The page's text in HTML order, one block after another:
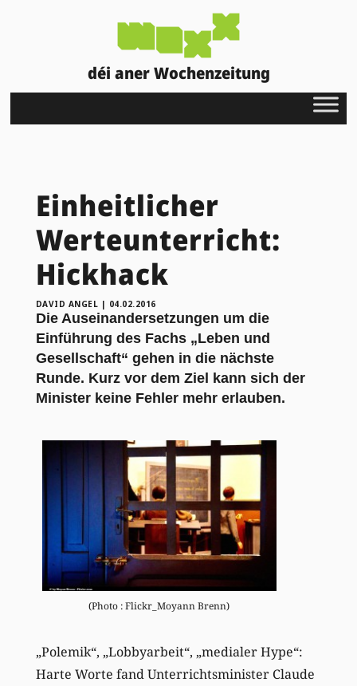
déi aner Wochenzeitung
Einheitlicher
Werteunterricht:
Hickhack
DAVID ANGEL | 04.02.2016
Die Auseinandersetzungen um die
Einführung des Fachs „Leben und
Gesellschaft“ gehen in die nächste
Runde. Kurz vor dem Ziel kann sich der
Minister keine Fehler mehr erlauben.
(Photo : Flickr_Moyann Brenn)
„Polemik“, „Lobbyarbeit“, „medialer Hype“:
Harte Worte fand Unterrichtsminister Claude